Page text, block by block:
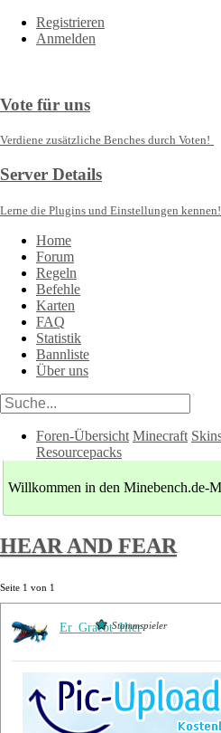
Registrieren
Anmelden
Vote für uns
Verdiene zusätzliche Benches durch Voten!
Server Details
Lerne die Plugins und Einstellungen kennen!.
Home
Forum
Regeln
Befehle
Karten
FAQ
Statistik
Bannliste
Über uns
Foren-Übersicht Minecraft
Resourcepacks
Willkommen in den Minebench.de-
HEAR AND FEAR
Seite 1 von 1
Er_Graebt_Hier
Stammspieler